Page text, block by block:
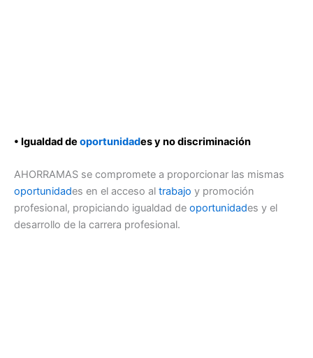
• Igualdad de oportunidades y no discriminación
AHORRAMAS se compromete a proporcionar las mismas
oportunidades en el acceso al trabajo y promoción
profesional, propiciando igualdad de oportunidades y el
desarrollo de la carrera profesional.